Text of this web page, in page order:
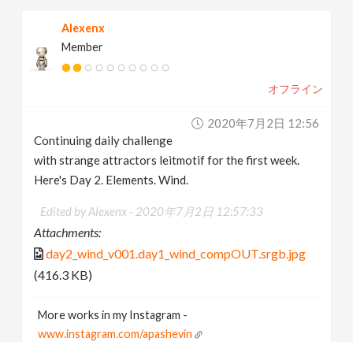
Alexenx
Member
オフライン
2020年7月2日 12:56
Continuing daily challenge
with strange attractors leitmotif for the first week.
Here's Day 2. Elements. Wind.
Edited by Alexenx - 2020年7月2日 12:57:33
Attachments:
day2_wind_v001.day1_wind_compOUT.srgb.jpg
(416.3 KB)
More works in my Instagram -
www.instagram.com/apashevin